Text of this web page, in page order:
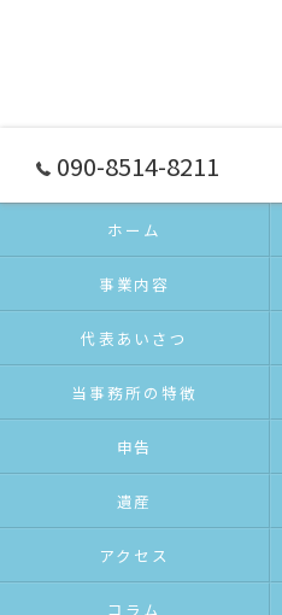
090-8514-8211
ホーム
事業内容
代表あいさつ
当事務所の特徴
申告
遺産
アクセス
コラム